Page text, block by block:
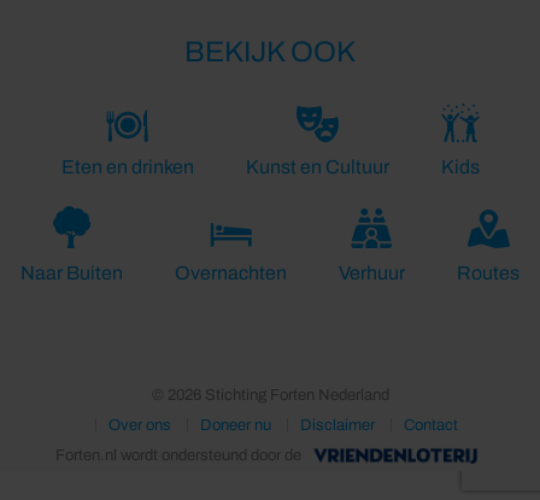
BEKIJK OOK
Eten en drinken Kunst en Cultuur Kids
Naar Buiten Overnachten Verhuur Routes
© 2026 Stichting Forten Nederland
Over ons
Doneer nu Disclaimer
Contact
Forten.nl wordt ondersteund door de